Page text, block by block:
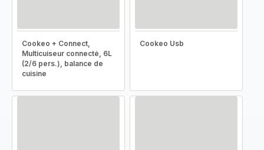
Cookeo + Connect,
Multicuiseur connecté, 6L
(2/6 pers.), balance de
cuisine
Cookeo Usb